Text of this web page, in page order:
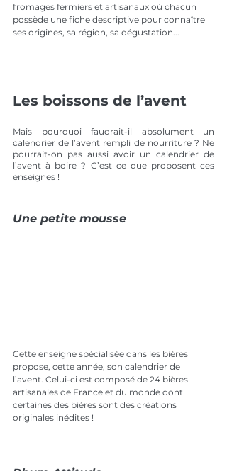
fromages fermiers et artisanaux où chacun
possède une fiche descriptive pour connaître
ses origines, sa région, sa dégustation...
Les boissons de l’avent
Mais pourquoi faudrait-il absolument un
calendrier de l’avent rempli de nourriture ? Ne
pourrait-on pas aussi avoir un calendrier de
l’avent à boire ? C’est ce que proposent ces
enseignes !
Une petite mousse
Cette enseigne spécialisée dans les bières
propose, cette année, son calendrier de
l’avent. Celui-ci est composé de 24 bières
artisanales de France et du monde dont
certaines des bières sont des créations
originales inédites !